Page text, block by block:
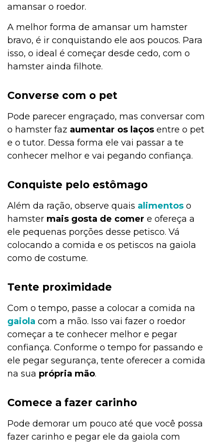
Filhotes
Filhote
Exóticos e Silvestres
Curiosidades
Curiosidades
Cultivo e Manutenção
Comportamento
amansar o roedor.
A melhor forma de amansar um hamster
bravo, é ir conquistando ele aos poucos. Para
isso, o ideal é começar desde cedo, com o
hamster ainda filhote.
Converse com o pet
Pode parecer engraçado, mas conversar com
o hamster faz aumentar os laços entre o pet
e o tutor. Dessa forma ele vai passar a te
conhecer melhor e vai pegando confiança.
Conquiste pelo estômago
Além da ração, observe quais alimentos o
hamster mais gosta de comer e ofereça a
ele pequenas porções desse petisco. Vá
colocando a comida e os petiscos na gaiola
como de costume.
Tente proximidade
Com o tempo, passe a colocar a comida na
gaiola com a mão. Isso vai fazer o roedor
começar a te conhecer melhor e pegar
confiança. Conforme o tempo for passando e
ele pegar segurança, tente oferecer a comida
na sua própria mão.
Comece a fazer carinho
Pode demorar um pouco até que você possa
fazer carinho e pegar ele da gaiola com